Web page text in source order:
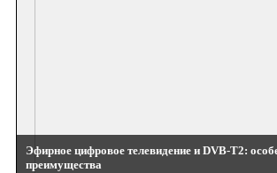
Эфирное цифровое телевидение и DVB-T2:
преимущества